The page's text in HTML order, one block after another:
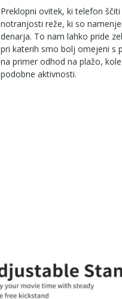
Preklopni ovitek, ki telefon
notranjosti reže, ki so
denarja. To nam lahko pride
pri katerih smo bolj omejeni s
na primer odhod na plažo,
podobne aktivnosti.